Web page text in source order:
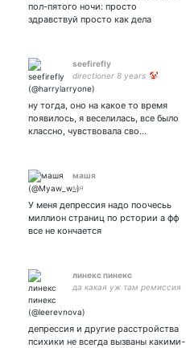
пол-пятого ночи: просто
здравствуй просто как дела
seefirefly
directioner 8 years 🤡
ну тогда, оно на какое то время
появилось, я веселилась, все было
классно, чувствовала сво…
машя
мя
У меня депрессия надо поочесьь
миллион страниц по рстории а фф
все не кончается
линекс пинекс
да какая уж там ремиссия
депрессия и другие расстройства
психики не всегда вызваны какими-